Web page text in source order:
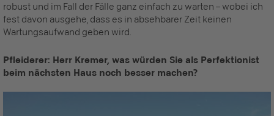
robust und im Fall der Fälle ganz einfach zu warten – wobei ich
fest davon ausgehe, dass es in absehbarer Zeit keinen
Wartungsaufwand geben wird.
Pfleiderer: Herr Kremer, was würden Sie als Perfektionist
beim nächsten Haus noch besser machen?